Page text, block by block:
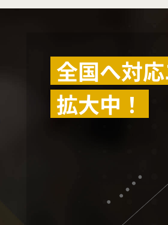
全国へ対
拡大中！